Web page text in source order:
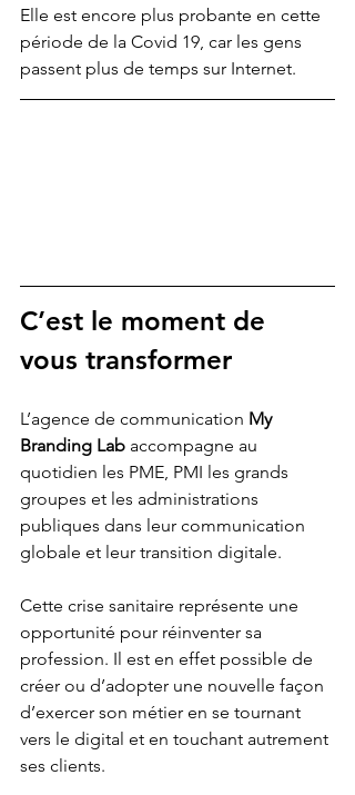
Elle est encore plus probante en cette
période de la Covid 19, car les gens
passent plus de temps sur Internet.
C’est le moment de
vous transformer
L’agence de communication My
Branding Lab accompagne au
quotidien les PME, PMI les grands
groupes et les administrations
publiques dans leur communication
globale et leur transition digitale.
Cette crise sanitaire représente une
opportunité pour réinventer sa
profession. Il est en effet possible de
créer ou d’adopter une nouvelle façon
d’exercer son métier en se tournant
vers le digital et en touchant autrement
ses clients.